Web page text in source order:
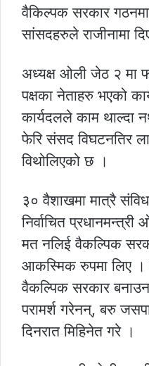
वैकिल्पक सरकार
सांसदहरुले राजीनामा
अध्यक्ष ओली जेठ २ मा
पक्षका नेताहरु भएको
कार्यदलले काम थाल्दा
फेरि संसद विघटनतिर
विथोलिएको छ ।
३० वैशाखमा मात्रै
निर्वाचित
मत नलिई वैकल्पिक
आकस्मिक रुपमा लिए ।
वैकल्पिक सरकार बनाउन
परामर्श गरेनन्, बरु
दिनरात मिहिनेत गरे ।